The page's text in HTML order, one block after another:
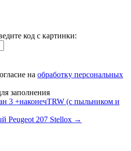
код с картинки:
на обработку персональных
заполнения
3 +наконечTRW (с пыльником и
Peugeot 207 Stellox →